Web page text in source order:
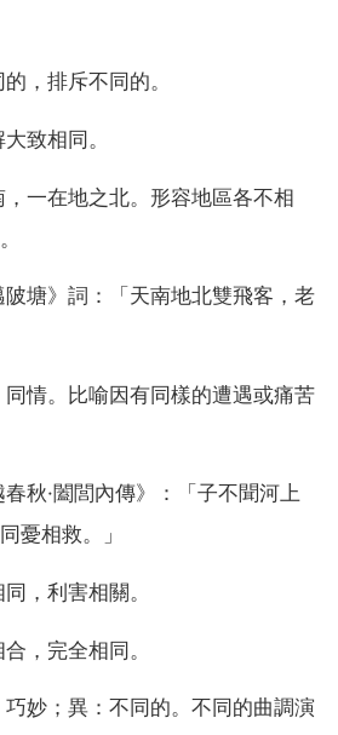
，排斥不同的。
致相同。
一在地之北。形容地區各不相
陂塘》詞：「天南地北雙飛客，老
情。比喻因有同樣的遭遇或痛苦
秋·闔閭內傳》：「子不聞河上
憂相救。」
，利害相關。
，完全相同。
妙；異：不同的。不同的曲調演